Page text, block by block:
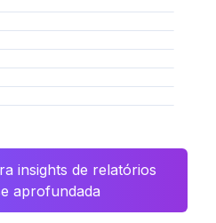
insights de relatórios
aprofundada